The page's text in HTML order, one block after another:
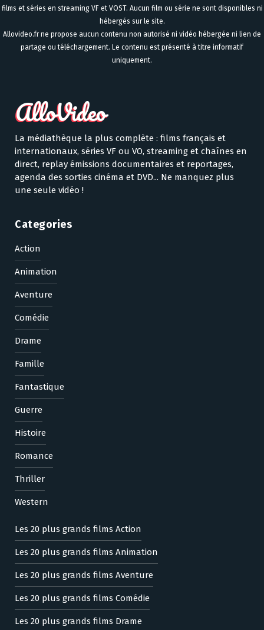
films et séries en streaming VF et VOST. Aucun film ou série ne sont disponibles ni
hébergés sur le site.
Allovideo.fr ne propose aucun contenu non autorisé ni vidéo hébergée ni lien de
partage ou téléchargement. Le contenu est présenté à titre informatif
uniquement.
La médiathèque la plus complète : films français et
internationaux, séries VF ou VO, streaming et chaînes en
direct, replay émissions documentaires et reportages,
agenda des sorties cinéma et DVD... Ne manquez plus
une seule vidéo !
Categories
Action
Animation
Aventure
Comédie
Drame
Famille
Fantastique
Guerre
Histoire
Romance
Thriller
Western
Les 20 plus grands films Action
Les 20 plus grands films Animation
Les 20 plus grands films Aventure
Les 20 plus grands films Comédie
Les 20 plus grands films Drame